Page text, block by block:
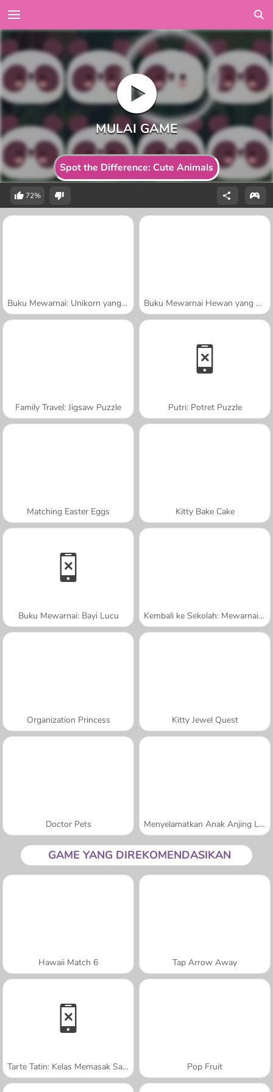
Spot the Difference: Cute Animals
72%
Buku Mewarnai: Unikorn yang Sangat Lucu Buku Mewarnai Hewan yang Lucu
Family Travel: Jigsaw Puzzle Putri: Potret Puzzle
Matching Easter Eggs Kitty Bake Cake
Buku Mewarnai: Bayi Lucu Kembali ke Sekolah: Mewarnai Beruang Lucu
Organization Princess Kitty Jewel Quest
Doctor Pets Menyelamatkan Anak Anjing Lucu
GAME YANG DIREKOMENDASIKAN
Hawaii Match 6 Tap Arrow Away
Tarte Tatin: Kelas Memasak Sara Pop Fruit